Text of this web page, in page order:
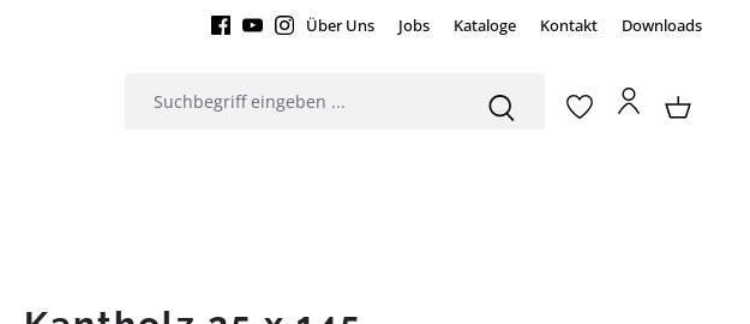
Über Uns Jobs Kataloge Kontakt Downloads